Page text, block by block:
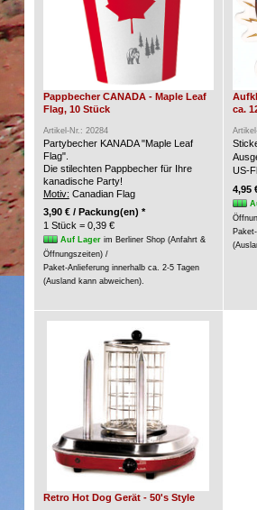
Pappbecher CANADA - Maple Leaf
Flag, 10 Stück
Artikel-Nr.: 20284
Partybecher KANADA "Maple Leaf
Flag".
Die stilechten Pappbecher für Ihre
kanadische Party!
Motiv: Canadian Flag
3,90 € / Packung(en) *
1 Stück = 0,39 €
Auf Lagerim Berliner Shop (Anfahrt &
Öffnungszeiten) /
Paket-Anlieferung innerhalb ca. 2-5 Tagen
(Ausland kann abweichen).
ca.
US-
4,95
Retro Hot Dog Gerät - 50's Style